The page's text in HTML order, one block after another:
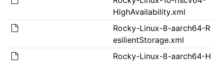
HighAvailability.xml
Rocky-Linux-8-aarch64-R
esilientStorage.xml
Rocky-Linux-8-aarch64-H